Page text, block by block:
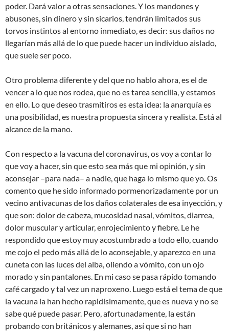
poder. Dará valor a otras sensaciones. Y los mandones y
abusones, sin dinero y sin sicarios, tendrán limitados sus
torvos instintos al entorno inmediato, es decir: sus daños no
llegarían más allá de lo que puede hacer un individuo aislado,
que suele ser poco.
Otro problema diferente y del que no hablo ahora, es el de
vencer a lo que nos rodea, que no es tarea sencilla, y estamos
en ello. Lo que deseo trasmitiros es esta idea: la anarquía es
una posibilidad, es nuestra propuesta sincera y realista. Está al
alcance de la mano.
Con respecto a la vacuna del coronavirus, os voy a contar lo
que voy a hacer, sin que esto sea más que mi opinión, y sin
aconsejar –para nada– a nadie, que haga lo mismo que yo. Os
comento que he sido informado pormenorizadamente por un
vecino antivacunas de los daños colaterales de esa inyección, y
que son: dolor de cabeza, mucosidad nasal, vómitos, diarrea,
dolor muscular y articular, enrojecimiento y fiebre. Le he
respondido que estoy muy acostumbrado a todo ello, cuando
me cojo el pedo más allá de lo aconsejable, y aparezco en una
cuneta con las luces del alba, oliendo a vómito, con un ojo
morado y sin pantalones. En mi caso se pasa rápido tomando
café cargado y tal vez un naproxeno. Luego está el tema de que
la vacuna la han hecho rapidísimamente, que es nueva y no se
sabe qué puede pasar. Pero, afortunadamente, la están
probando con británicos y alemanes, así que si no han